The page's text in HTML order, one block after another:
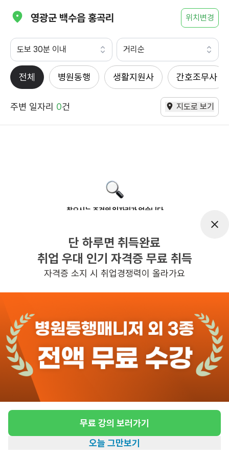
영광군 백수읍 홍곡리 위치변경
도보 30분 이내 거리순
전체 병원동행 생활지원사 간호조무사
주변 일자리 0건 지도로 보기
찾으시는 조건의 일자리가 없습니다
반경 3KM 이내의 일자리 확인하기
단 하루면 취득완료
취업 우대 인기 자격증 무료 취득
자격증 소지 시 취업경쟁력이 올라가요
무료 강의 보러가기
오늘 그만보기